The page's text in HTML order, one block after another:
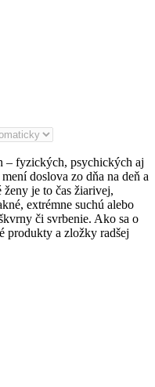
– fyzických, psychických aj
doslova zo dňa na deň a
je to čas žiarivej,
extrémne suchú alebo
či svrbenie. Ako sa o
produkty a zložky radšej